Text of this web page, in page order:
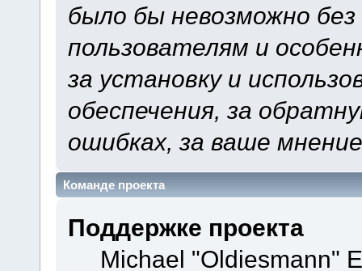
было бы невозможно
пользователям и
за установку и
обеспечения, за
ошибках, за ваше
Команде проекта
Поддержке проекта
Michael "Oldiesmann"